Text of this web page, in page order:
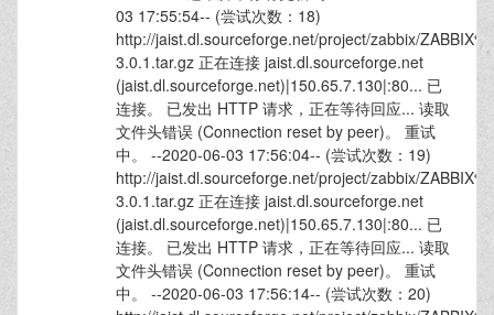
03 17:55:54-- (尝试次数：18)
http://jaist.dl.sourceforge.net/project/zabbix/
3.0.1.tar.gz 正在连接 jaist.dl.sourceforge.net
(jaist.dl.sourceforge.net)|150.65.7.130|:80... 已
连接。 已发出 HTTP 请求，正在等待回应... 读取
文件头错误 (Connection reset by peer)。 重试
中。 --2020-06-03 17:56:04-- (尝试次数：19)
http://jaist.dl.sourceforge.net/project/zabbix/
3.0.1.tar.gz 正在连接 jaist.dl.sourceforge.net
(jaist.dl.sourceforge.net)|150.65.7.130|:80... 已
连接。 已发出 HTTP 请求，正在等待回应... 读取
文件头错误 (Connection reset by peer)。 重试
中。 --2020-06-03 17:56:14-- (尝试次数：20)